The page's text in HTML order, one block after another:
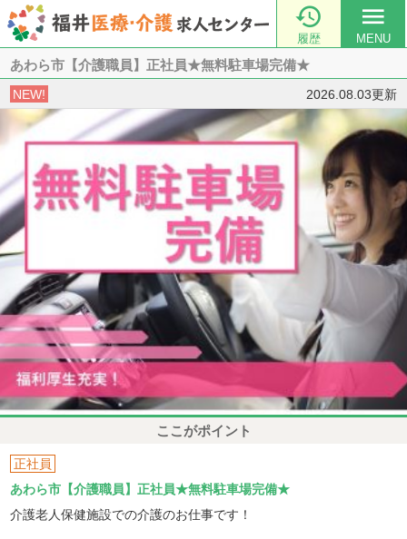

履歴
menu
MENU
あわら市【介護職員】正社員★無料駐車場完備★
NEW! 2026.08.03更新
ここがポイント
正社員
あわら市【介護職員】正社員★無料駐車場完備★
介護老人保健施設での介護のお仕事です！